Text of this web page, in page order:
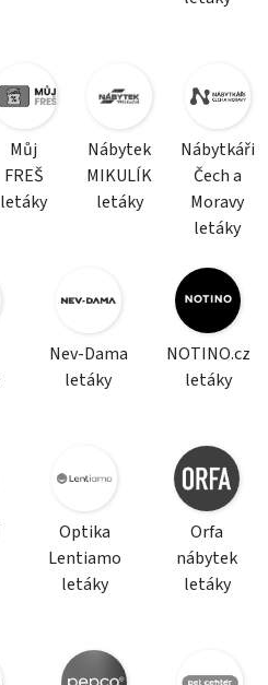
Můj
FREŠ
letáky
Nábytek
MIKULÍK
letáky
Nábytkáři
Čech a
Moravy
letáky
Nev-Dama
letáky
NOTINO.cz
letáky
Optika
Lentiamo
letáky
Orfa
nábytek
letáky